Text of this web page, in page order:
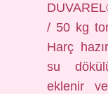
/ 50 kg
Harç
su
eklenir